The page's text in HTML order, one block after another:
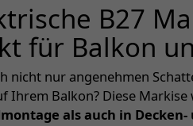
B27
für Balkon
nicht nur angenehmen
Ihrem Balkon? Diese
als auch in